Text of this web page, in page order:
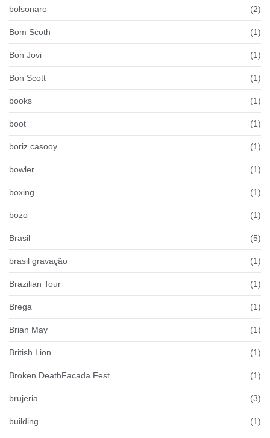
bolsonaro (2)
Bom Scoth (1)
Bon Jovi (1)
Bon Scott (1)
books (1)
boot (1)
boriz casooy (1)
bowler (1)
boxing (1)
bozo (1)
Brasil (5)
brasil gravação (1)
Brazilian Tour (1)
Brega (1)
Brian May (1)
British Lion (1)
Broken DeathFacada Fest (1)
brujeria (3)
building (1)